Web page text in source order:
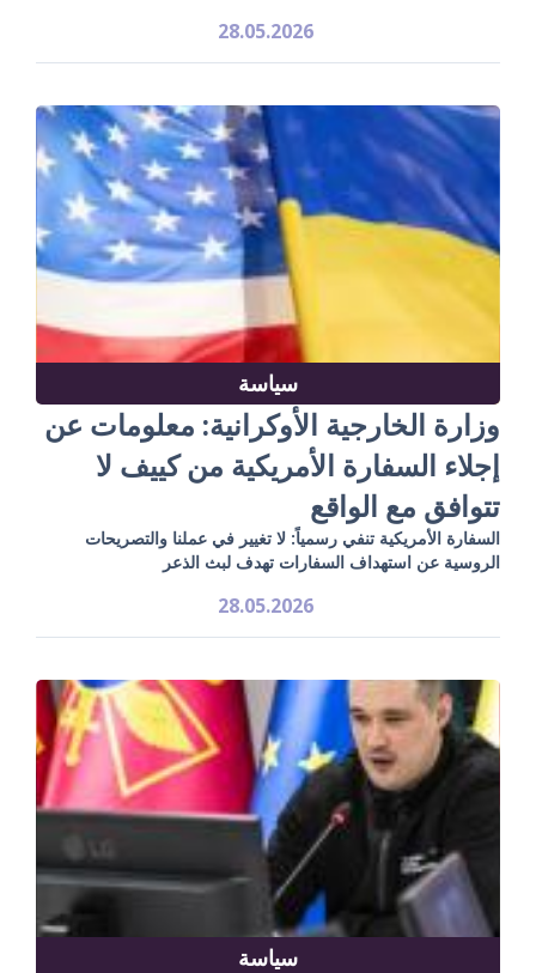
28.05.2026
سياسة
وزارة الخارجية الأوكرانية: معلومات عن
إجلاء السفارة الأمريكية من كييف لا
تتوافق مع الواقع
السفارة الأمريكية تنفي رسمياً: لا تغيير في عملنا والتصريحات
الروسية عن استهداف السفارات تهدف لبث الذعر
28.05.2026
سياسة